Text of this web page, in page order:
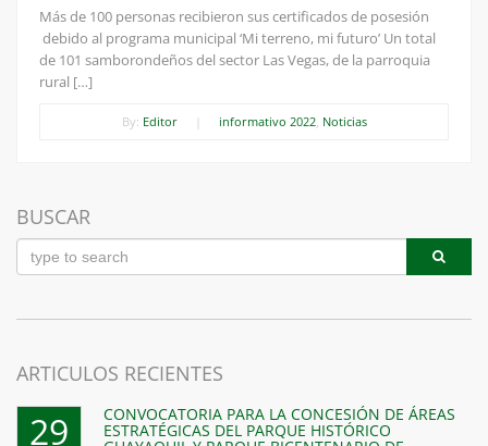
Más de 100 personas recibieron sus certificados de posesión
debido al programa municipal ‘Mi terreno, mi futuro’ Un total
de 101 samborondeños del sector Las Vegas, de la parroquia
rural […]
By: Editor informativo 2022, Noticias
BUSCAR
ARTICULOS RECIENTES
29 CONVOCATORIA PARA LA CONCESIÓN DE ÁREAS
ESTRATÉGICAS DEL PARQUE HISTÓRICO